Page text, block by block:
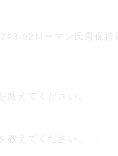
02ローマン氏骨保持
えてください。
えてください。